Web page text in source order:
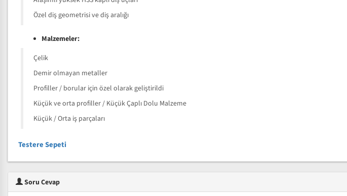
Özel diş geometrisi ve diş aralığı
Malzemeler:
Çelik
Demir olmayan metaller
Profiller / borular için özel olarak geliştirildi
Küçük ve orta profiller / Küçük Çaplı Dolu Malzeme
Küçük / Orta iş parçaları
Testere Sepeti
Soru Cevap